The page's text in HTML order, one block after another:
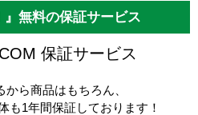
』無料の保証サービス
保証サービス
ら商品はもちろん、
も1年間保証しております！